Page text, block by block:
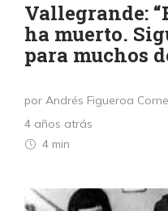
Vallegrande:
ha muerto.
para muchos
por Andrés Figueroa
4 años atrás
4 min